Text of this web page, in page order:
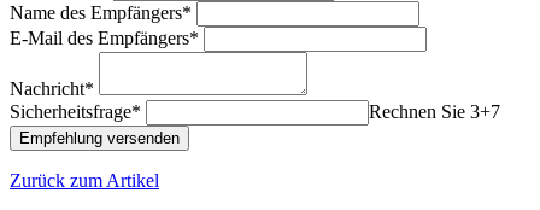
Name des Empfängers*
E-Mail des Empfängers*
Nachricht*
Sicherheitsfrage*
Rechnen Sie 3+7
Zurück zum Artikel